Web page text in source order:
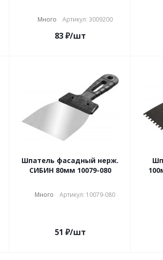
Много Артикул: 3009200
83₽/шт
Шпатель фасадный нерж.
СИБИН 80мм 10079-080
Много Артикул: 10079-080
51 ₽/шт